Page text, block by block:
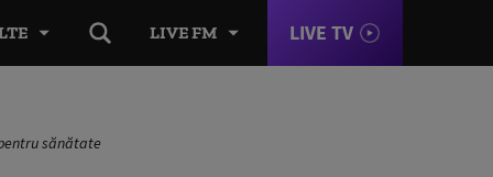
LIVE FM LIVE TV
sănătate